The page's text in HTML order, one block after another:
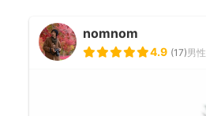
nomnom
4.9 (17)男性